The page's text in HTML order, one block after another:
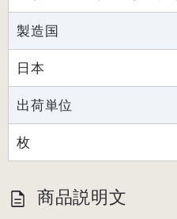
製造国
日本
出荷単位
枚
商品説明文